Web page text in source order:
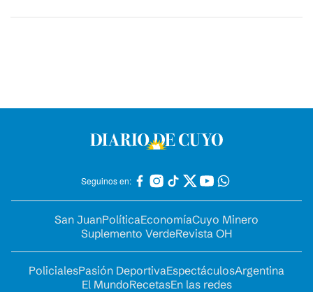
Seguinos en:
San JuanPolíticaEconomíaCuyo Minero
Suplemento VerdeRevista OH
PolicialesPasión DeportivaEspectáculosArgentina
El MundoRecetasEn las redes